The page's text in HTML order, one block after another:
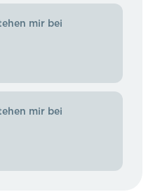
mir bei
mir bei